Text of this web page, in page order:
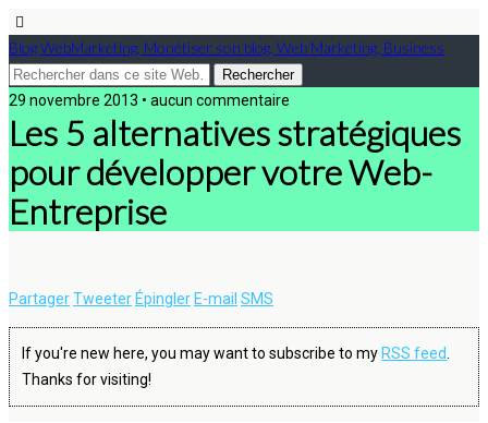
Blog WebMarketing, Monétiser son blog, Web Marketing, Business
29 novembre 2013 • aucun commentaire
Les 5 alternatives stratégiques
pour développer votre Web-
Entreprise
PartagerTweeter Épingler E-mail SMS
If you're new here, you may want to subscribe to my RSS feed.
Thanks for visiting!